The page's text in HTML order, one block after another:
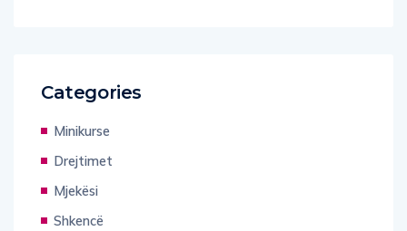
Categories
Minikurse
Drejtimet
Mjekësi
Shkencë